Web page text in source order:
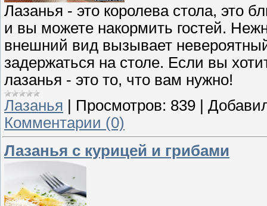
Лазанья - это королева стола, это
и вы можете накормить гостей.
внешний вид вызывает
задержаться на столе. Если вы
лазанья - это то, что вам нужно!
Лазанья | Просмотров: 839 |
Комментарии (0)
Лазанья с курицей и грибами